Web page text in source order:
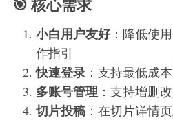
🎯 核心需求
小白用户友好：降低使
作指引
快速登录 ：支持最低成
多账号管理 ：支持增删
切片投稿 ：在切片详情